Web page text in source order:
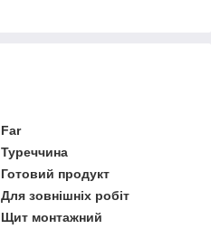
Far
Туреччина
Готовий продукт
Для зовнішніх робіт
Щит монтажний